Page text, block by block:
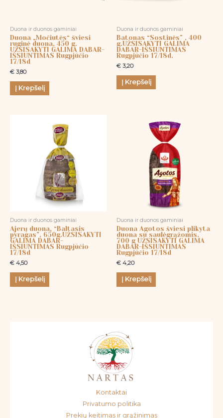
Duona ir duonos gaminiai
Duona „Močiutės“ šviesi
ruginė duona, 450 g.
UŽSISAKYTI GALIMA DABAR-
IŠSIUNTIMAS Rugpjūčio
17/18d
€ 3,80
Į Krepšelį
Duona ir duonos gaminiai
Batonas “Sostinės” , 400
g.UŽSISAKYTI GALIMA
DABAR-IŠSIUNTIMAS
Rugpjūčio 17/18d.
€ 3,20
Į Krepšelį
Duona ir duonos gaminiai
Ajerų duona, “Baltasis
pyragas”, 650g.UŽSISAKYTI
GALIMA DABAR-
IŠSIUNTIMAS Rugpjūčio
17/18d
€ 4,50
Į Krepšelį
Duona ir duonos gaminiai
Duona Agotos šviesi plikyta
duona su saulėgrąžomis,
700 g UŽSISAKYTI GALIMA
DABAR-IŠSIUNTIMAS
Rugpjūčio 17/18d
€ 4,20
Į Krepšelį
Kontaktai
Privatumo politika
Prekių keitimas ir grąžinimas